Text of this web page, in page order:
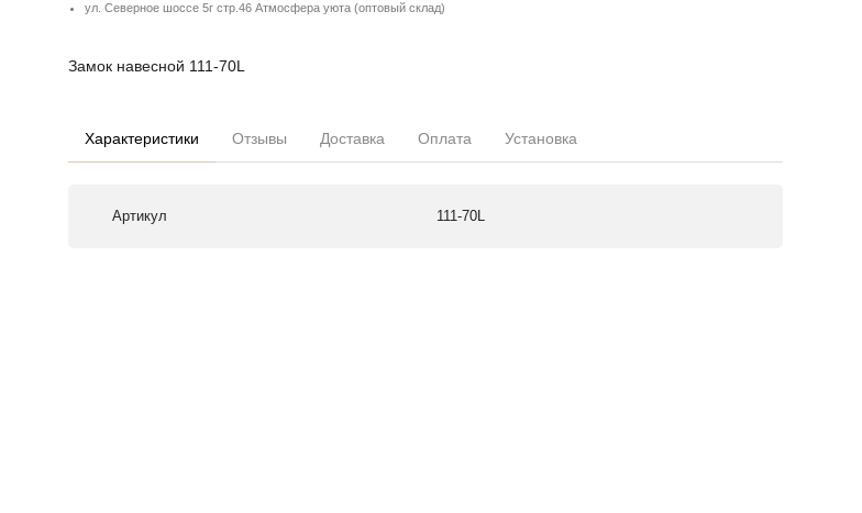
ул. Северное шоссе 5г стр.46 Атмосфера уюта (оптовый склад)
Замок навесной 111-70L
Характеристики Отзывы Доставка Оплата Установка
Артикул 111-70L